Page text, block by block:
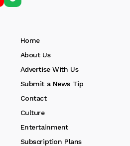
Home
About Us
Advertise With Us
Submit a News Tip
Contact
Culture
Entertainment
Subscription Plans